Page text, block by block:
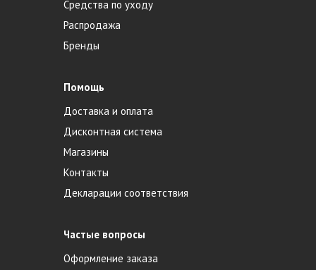
Средства по уходу
Распродажа
Бренды
Помощь
Доставка и оплата
Дисконтная система
Магазины
Контакты
Декларации соответствия
Частые вопросы
Оформление заказа